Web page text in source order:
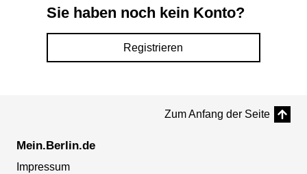
Sie haben noch kein Konto?
Registrieren
Zum Anfang der Seite
Mein.Berlin.de
Impressum